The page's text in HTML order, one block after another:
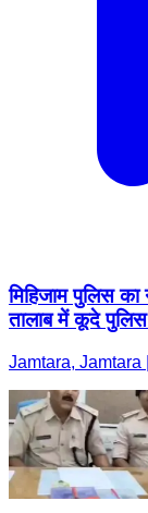
मिहिजाम पुलिस
तालाब में कूदे पुलिस
Jamtara, Jamtara